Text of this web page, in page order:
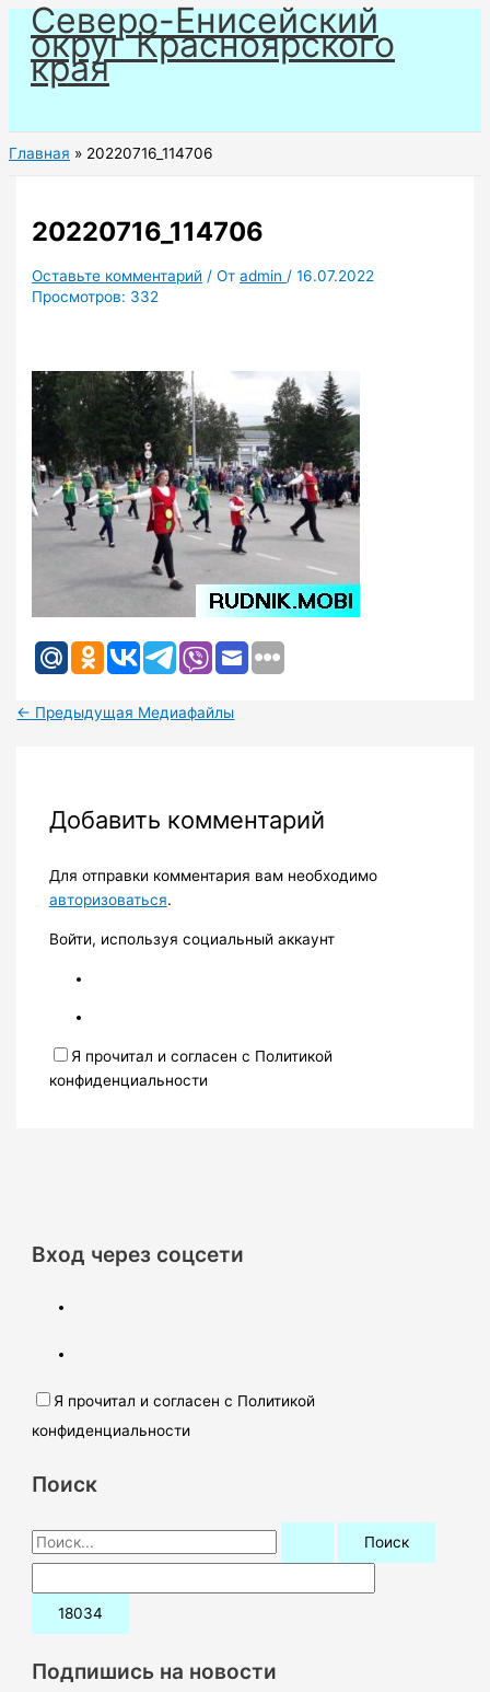
Перейти
содержимому
Северо-Енисейский
округ Красноярского
края
Главная 20220716_114706
20220716_114706
Оставьте комментарий / Отadmin /16.07.2022
Просмотров: 332
← Предыдущая Медиафайлы
Добавить комментарий
Для отправки комментария вам необходимо
авторизоваться.
Войти, используя социальный аккаунт
Я прочитал и согласен с Политикой
конфиденциальности
Вход через соцсети
Я прочитал и согласен с Политикой
конфиденциальности
Поиск
П
о
и
:Подпишись на новости